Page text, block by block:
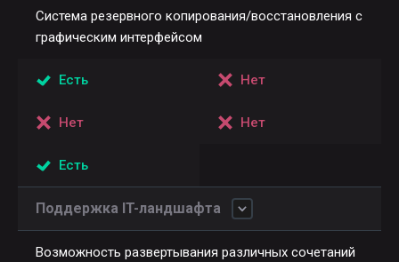
Система резервного копирования/восстановления с
графическим интерфейсом
Есть Нет
Нет Нет
Есть
Поддержка IT-ландшафта
Возможность развертывания различных сочетаний